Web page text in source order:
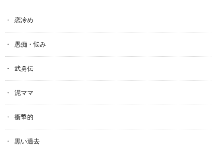
恋冷め
愚痴・悩み
武勇伝
泥ママ
衝撃的
黒い過去